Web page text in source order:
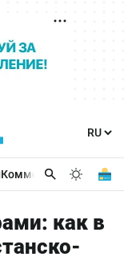
КомментарииБизнес
как в